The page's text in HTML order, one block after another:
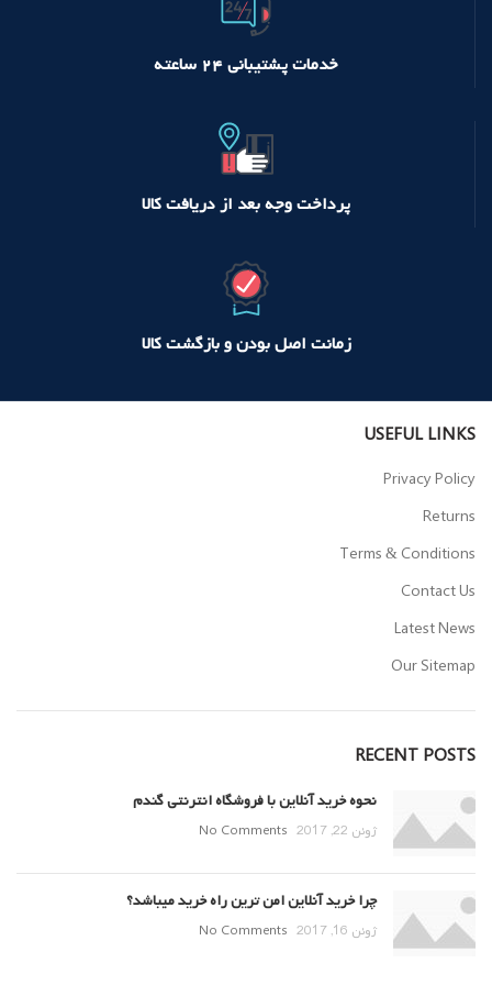
خدمات پشتیبانی ۲۴ ساعته
پرداخت وجه بعد از دریافت کالا
زمانت اصل بودن و بازگشت کالا
USEFUL LINKS
Privacy Policy
Returns
Terms & Conditions
Contact Us
Latest News
Our Sitemap
RECENT POSTS
نحوه خرید آنلاین با فروشگاه انترنتی گندم
ژوئن 22, 2017 No Comments
چرا خرید آنلاین امن ترین راه خرید میباشد؟
ژوئن 16, 2017 No Comments